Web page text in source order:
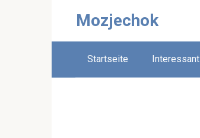
Mozjechok
Startseite Interessant